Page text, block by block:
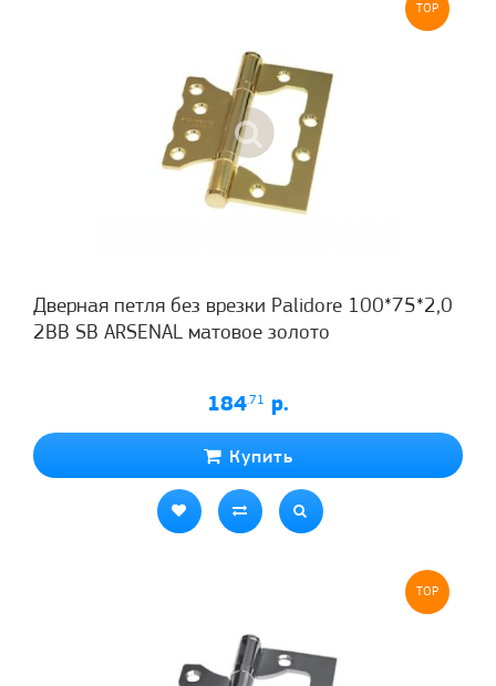
TOP
Дверная петля без врезки Palidore 100*75*2,0
2ВВ SB ARSENAL матовое золото
184.71 р.
Купить
TOP